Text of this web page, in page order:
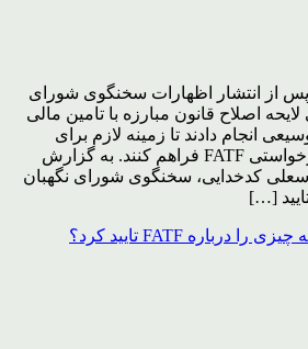
از انتشار اظهارات سخنگوی شورای
لایحه اصلاح قانون مبارزه با تامین مالی
انجام دادند تا زمینه لازم برای
تصویب سه لایحه دیگر درخواستی FATF فراهم کنند. به گزارش
کدخدایی، سخنگوی شورای نگهبان
[…]